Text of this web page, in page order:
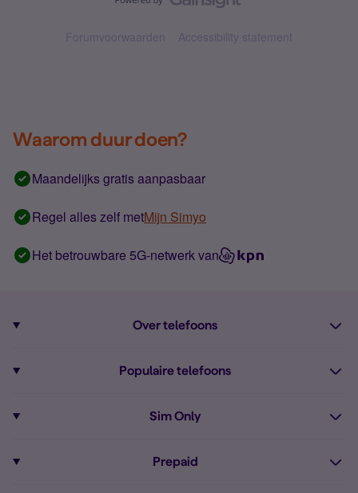
Forumvoorwaarden Accessibility statement
Waarom duur doen?
Maandelijks gratis aanpasbaar
Regel alles zelf metMijn Simyo
Het betrouwbare 5G-netwerk van
Over telefoons
Alle telefoons
Populaire telefoons
iPhone 16
Sim Only
Prepaid